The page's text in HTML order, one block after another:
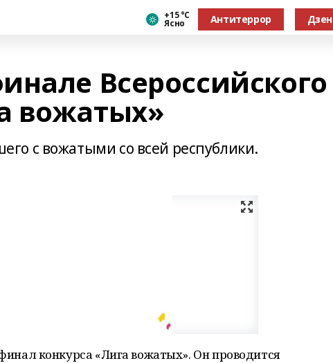
+15 °С
Ясно Антитеррор Дзен
Всероссийского
вожатых»
с вожатыми со всей республики.
конкурса «Лига вожатых». Он проводится